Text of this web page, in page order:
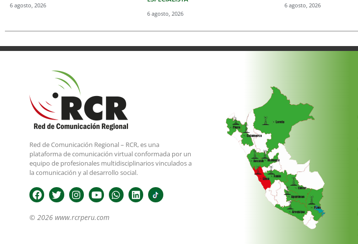
6 agosto, 2026
6 agosto, 2026
6 agosto, 2026
Red de Comunicación Regional – RCR, es una
plataforma de comunicación virtual conformada por un
equipo de profesionales multidisciplinarios vinculados a
la comunicación y al desarrollo social.
© 2026 www.rcrperu.com